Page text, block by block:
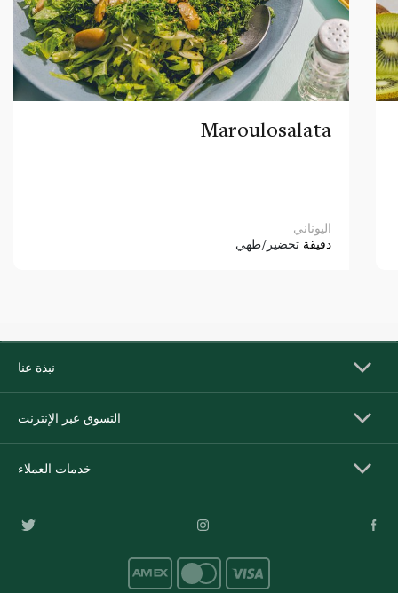
Maroulosalata
اليوناني
دقيقة تحضير/طهي
نبذة عنا
التسوق عبر الإنترنت
خدمات العملاء